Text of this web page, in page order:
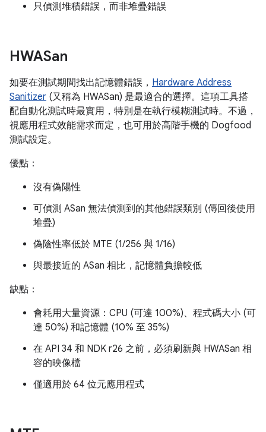
只偵測堆積錯誤，而非堆疊錯誤
HWASan
如要在測試期間找出記憶體錯誤， Hardware Address
Sanitizer (又稱為 HWASan) 是最適合的選擇。這項工具搭
配自動化測試時最實用，特別是在執行模糊測試時。不過，
視應用程式效能需求而定，也可用於高階手機的 Dogfood
測試設定。
優點：
沒有偽陽性
可偵測 ASan 無法偵測到的其他錯誤類別 (傳回後使用
堆疊)
偽陰性率低於 MTE (1/256 與 1/16)
與最接近的 ASan 相比，記憶體負擔較低
缺點：
會耗用大量資源：CPU (可達 100%)、程式碼大小 (可
達 50%) 和記憶體 (10% 至 35%)
在 API 34 和 NDK r26 之前，必須刷新與 HWASan 相
容的映像檔
僅適用於 64 位元應用程式